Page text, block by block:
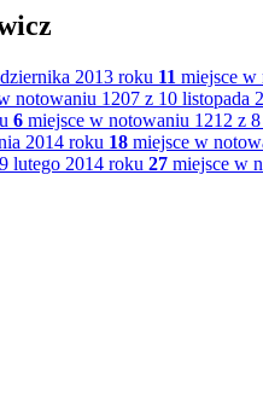
2013 roku 11 miejsce w
notowaniu 1207 z 10 listopada
6 miejsce w notowaniu 1212 z
2014 roku 18 miejsce w
lutego 2014 roku 27 miejsce w